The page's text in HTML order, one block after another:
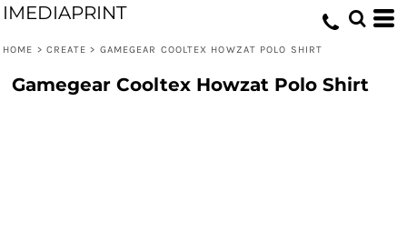
IMEDIAPRINT
HOME > CREATE > GAMEGEAR COOLTEX HOWZAT POLO SHIRT
Gamegear Cooltex Howzat Polo Shirt